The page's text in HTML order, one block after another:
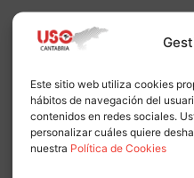
Este sitio web utiliza cookies
hábitos de navegación del
contenidos en redes sociales.
personalizar cuáles quiere
nuestra Política de Cookies